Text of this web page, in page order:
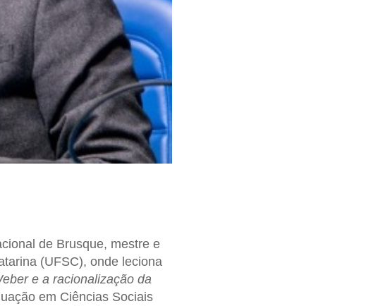
de Brusque, mestre e
(UFSC), onde leciona
e a racionalização da
em Ciências Sociais